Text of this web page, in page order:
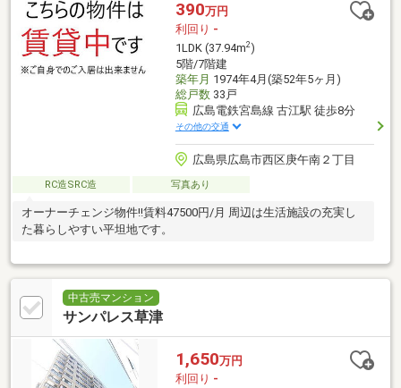
390万円
利回り -
1LDK (37.94m2)
5階/7階建
築年月 1974年4月(築52年5ヶ月)
総戸数33戸
広島電鉄宮島線 古江駅 徒歩8分
その他の交通
広島県広島市西区庚午南２丁目
RC造SRC造 写真あり
オーナーチェンジ物件!!賃料47500円/月 周辺は生活施設の充実し
た暮らしやすい平坦地です。
中古売マンション
サンパレス草津
1,650万円
利回り -